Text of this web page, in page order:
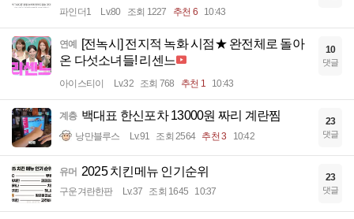
파인더1 Lv.80 조회 1227 추천 6 10:43
연예 [전녹시] 전지적 녹화 시점★ 완전체로 돌아
온 다섯소녀들! 리센느
아이스티이 Lv.32 조회 768 추천 1 10:43
10
댓글
계층 백대표 한신포차 13000원 짜리 계란찜
낭만블루스 Lv.91 조회 2564 추천 3 10:42
23
댓글
유머 2025 치킨메뉴 인기순위
구운겨란한판 Lv.37 조회 1645 10:37
23
댓글